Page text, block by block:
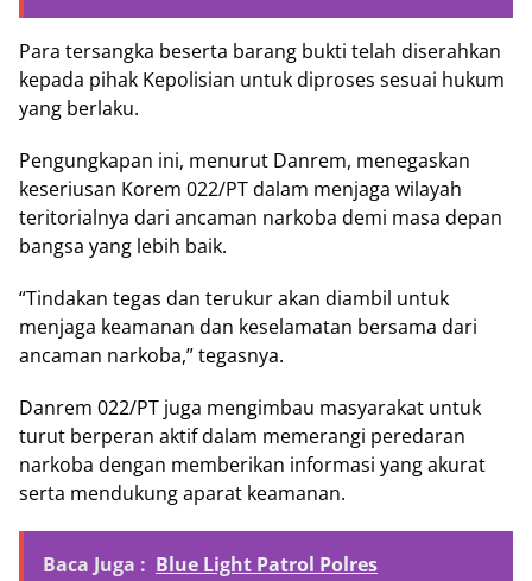
Para tersangka beserta barang bukti telah diserahkan
kepada pihak Kepolisian untuk diproses sesuai hukum
yang berlaku.
Pengungkapan ini, menurut Danrem, menegaskan
keseriusan Korem 022/PT dalam menjaga wilayah
teritorialnya dari ancaman narkoba demi masa depan
bangsa yang lebih baik.
“Tindakan tegas dan terukur akan diambil untuk
menjaga keamanan dan keselamatan bersama dari
ancaman narkoba,” tegasnya.
Danrem 022/PT juga mengimbau masyarakat untuk
turut berperan aktif dalam memerangi peredaran
narkoba dengan memberikan informasi yang akurat
serta mendukung aparat keamanan.
Baca Juga : Blue Light Patrol Polres